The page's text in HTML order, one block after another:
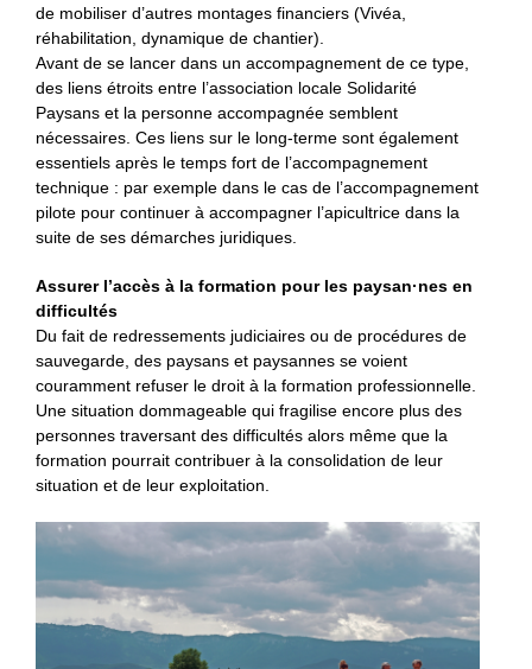
de mobiliser d’autres montages financiers (Vivéa,
réhabilitation, dynamique de chantier).
Avant de se lancer dans un accompagnement de ce type,
des liens étroits entre l’association locale Solidarité
Paysans et la personne accompagnée semblent
nécessaires. Ces liens sur le long-terme sont également
essentiels après le temps fort de l’accompagnement
technique : par exemple dans le cas de l’accompagnement
pilote pour continuer à accompagner l’apicultrice dans la
suite de ses démarches juridiques.
Assurer l’accès à la formation pour les paysan·nes en
difficultés
Du fait de redressements judiciaires ou de procédures de
sauvegarde, des paysans et paysannes se voient
couramment refuser le droit à la formation professionnelle.
Une situation dommageable qui fragilise encore plus des
personnes traversant des difficultés alors même que la
formation pourrait contribuer à la consolidation de leur
situation et de leur exploitation.